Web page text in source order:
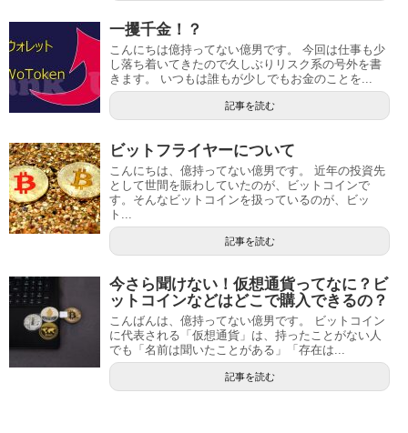
一攫千金！？
こんにちは億持ってない億男です。 今回は仕事も少
し落ち着いてきたので久しぶりリスク系の号外を書
きます。 いつもは誰もが少しでもお金のことを...
記事を読む
ビットフライヤーについて
こんにちは、億持ってない億男です。 近年の投資先
として世間を賑わしていたのが、ビットコインで
す。そんなビットコインを扱っているのが、ビッ
ト...
記事を読む
今さら聞けない！仮想通貨ってなに？ビ
ットコインなどはどこで購入できるの？
こんばんは、億持ってない億男です。 ビットコイン
に代表される「仮想通貨」は、持ったことがない人
でも「名前は聞いたことがある」「存在は...
記事を読む